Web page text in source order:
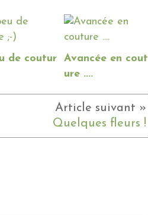
de coutur
Avancée en cout
ure ....
Quelques fleurs !